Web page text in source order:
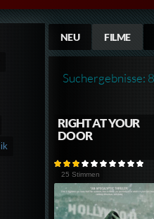
NEU FILME
Suchergebnisse: 8
RIGHT AT YOUR
DOOR
25 Stimmen